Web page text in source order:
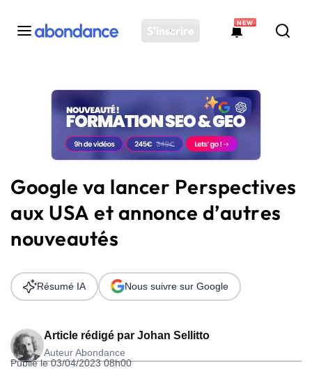
S'inscrire
NEW
Toutes les actus
Actus SEO
Plateforme
Solutions
Ressources
Audit SEO
Google va lancer Perspectives
aux USA et annonce d’autres
nouveautés
Article rédigé par Johan Sellitto
Auteur Abondance
Publié le 03/04/2023 08h00
Résumé IA Nous suivre sur Google